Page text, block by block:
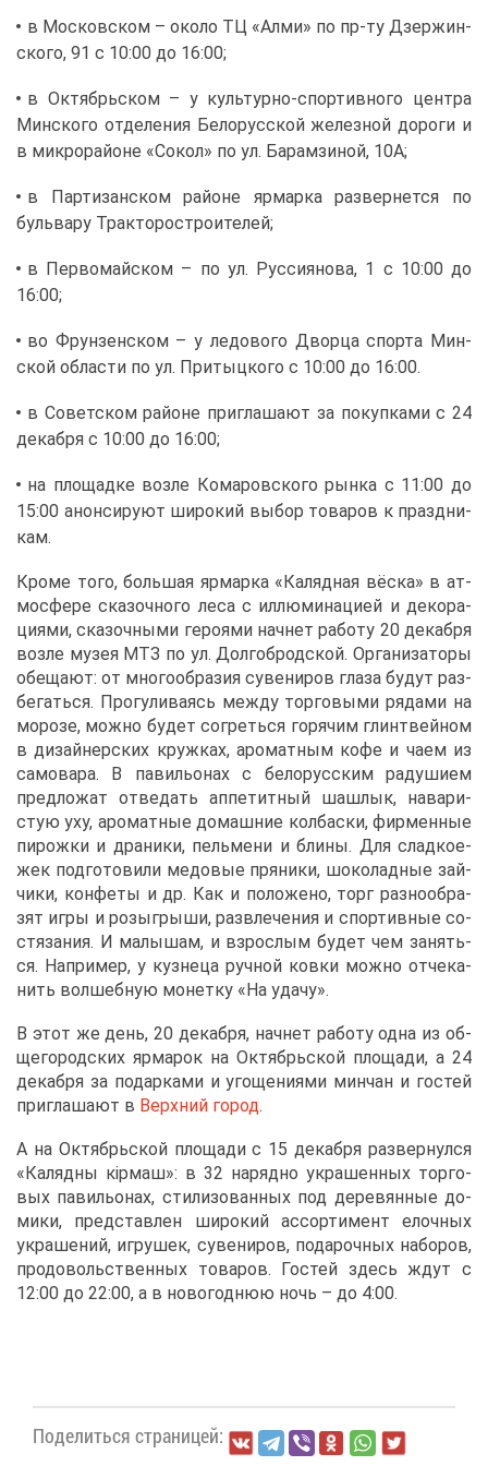
в Мос­ков­ском – око­ло ТЦ «Ал­ми» по пр-ту Дзер­жин­
ско­го, 91 с 10:00 до 16:00;
в Ок­тябрь­ском – у куль­тур­но-спор­тив­но­го цен­тра
Мин­ско­го от­де­ле­ния Бе­ло­рус­ской же­лез­ной до­ро­ги и
в мик­ро­рай­оне «Со­кол» по ул. Ба­рам­зи­ной, 10А;
в Пар­ти­зан­ском рай­оне яр­мар­ка раз­вер­нет­ся по
буль­ва­ру Трак­то­ро­стро­и­те­лей;
в Пер­во­май­ском – по ул. Рус­си­я­но­ва, 1 с 10:00 до
16:00;
во Фрун­зен­ском – у ле­до­во­го Двор­ца спор­та Мин­
ской об­ла­сти по ул. При­тыц­ко­го с 10:00 до 16:00.
в Со­вет­ском рай­оне при­гла­ша­ют за по­куп­ка­ми с 24
де­каб­ря с 10:00 до 16:00;
на пло­щад­ке воз­ле Ко­ма­ров­ско­го рын­ка с 11:00 до
15:00 анон­си­ру­ют ши­ро­кий вы­бор то­ва­ров к празд­ни­
кам.
Кро­ме то­го, боль­шая яр­мар­ка «Каляд­ная вёс­ка» в ат­
мо­сфе­ре ска­зоч­но­го ле­са с ил­лю­ми­на­ци­ей и де­ко­ра­
ци­я­ми, ска­зоч­ны­ми ге­ро­я­ми нач­нет ра­бо­ту 20 де­каб­ря
воз­ле му­зея МТЗ по ул. Дол­го­брод­ской. Ор­га­ни­за­то­ры
обе­ща­ют: от мно­го­об­ра­зия су­ве­ни­ров гла­за бу­дут раз­
бе­гать­ся. Про­гу­ли­ва­ясь меж­ду тор­го­вы­ми ря­да­ми на
мо­ро­зе, мож­но бу­дет со­греть­ся го­ря­чим глинт­вей­ном
в ди­зай­нер­ских круж­ках, аро­мат­ным ко­фе и ча­ем из
са­мо­ва­ра. В па­ви­льо­нах с бе­ло­рус­ским ра­ду­ши­ем
пред­ло­жат от­ве­дать ап­пе­тит­ный шаш­лык, на­ва­ри­
стую уху, аро­мат­ные до­маш­ние кол­бас­ки, фир­мен­ные
пи­рож­ки и дра­ни­ки, пель­ме­ни и бли­ны. Для слад­ко­е­
жек под­го­то­ви­ли ме­до­вые пря­ни­ки, шо­ко­лад­ные зай­
чи­ки, кон­фе­ты и др. Как и по­ло­же­но, торг раз­но­об­ра­
зят иг­ры и розыг­ры­ши, раз­вле­че­ния и спор­тив­ные со­
стя­за­ния. И ма­лы­шам, и взрос­лым бу­дет чем за­нять­
ся. На­при­мер, у куз­не­ца руч­ной ков­ки мож­но от­че­ка­
нить вол­шеб­ную мо­нет­ку «На уда­чу».
В этот же день, 20 де­каб­ря, нач­нет ра­бо­ту од­на из об­
ще­го­род­ских яр­ма­рок на Ок­тябрь­ской пло­ща­ди, а 24
де­каб­ря за по­дар­ка­ми и уго­ще­ни­я­ми мин­чан и го­стей
при­гла­ша­ют в Верх­ний го­род.
А на Ок­тябрь­ской пло­ща­ди с 15 де­каб­ря раз­вер­нул­ся
«Каляд­ны кiр­маш»: в 32 на­ряд­но укра­шен­ных тор­го­
вых па­ви­льо­нах, сти­ли­зо­ван­ных под де­ре­вян­ные до­
ми­ки, пред­став­лен ши­ро­кий ас­сор­ти­мент елоч­ных
укра­ше­ний, иг­ру­шек, су­ве­ни­ров, по­да­роч­ных на­бо­ров,
про­до­воль­ствен­ных то­ва­ров. Го­стей здесь ждут с
12:00 до 22:00, а в но­во­год­нюю ночь – до 4:00.
По­де­лить­ся стра­ни­цей: